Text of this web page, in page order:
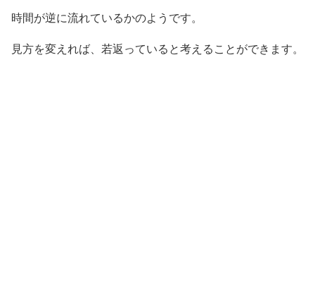
時間が逆に流れているかのようです。
見方を変えれば、若返っていると考えることができます。